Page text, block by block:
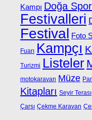
Kampı Doğa
Festivalleri
Festival Foto
Fuarı Kampçı
Turizmi Listeler
motokaravan Müze
Kitapları Seyir Terası
Çarşı Çekme Karavan